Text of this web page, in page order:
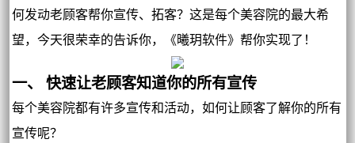
何发动老顾客帮你宣传、拓客？这是每个美容院的最大希
望，今天很荣幸的告诉你，《曦玥软件》帮你实现了！
一、 快速让老顾客知道你的所有宣传
每个美容院都有许多宣传和活动，如何让顾客了解你的所有
宣传呢？